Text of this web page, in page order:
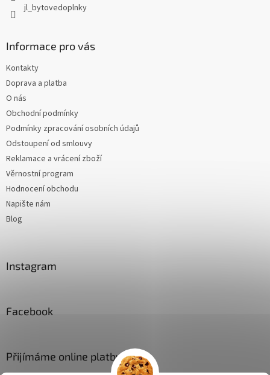
jl_bytovedoplnky
Informace pro vás
Kontakty
Doprava a platba
O nás
Obchodní podmínky
Podmínky zpracování osobních údajů
Odstoupení od smlouvy
Reklamace a vrácení zboží
Věrnostní program
Hodnocení obchodu
Napište nám
Blog
Instagram
Facebook
Přijímáme online platby